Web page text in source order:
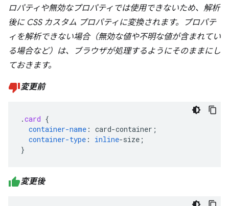
ロパティや無効なプロパティでは使用できないため、 解析
後にCSS カスタム プロパティに変換されます。プロパテ
ィを解析できない場合（無効な値や不明な値が含まれてい
る場合など）は、ブラウザが処理するようにそのままにし
ておきます。
変更前
.card {
container-name : card-container ;
container-type : inline-size ;
}
変更後